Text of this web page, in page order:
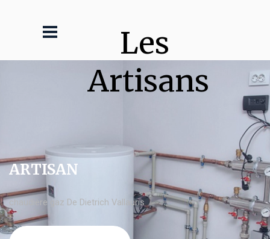
Les
Artisans
ARTISAN
chaudière gaz De Dietrich Vallauris